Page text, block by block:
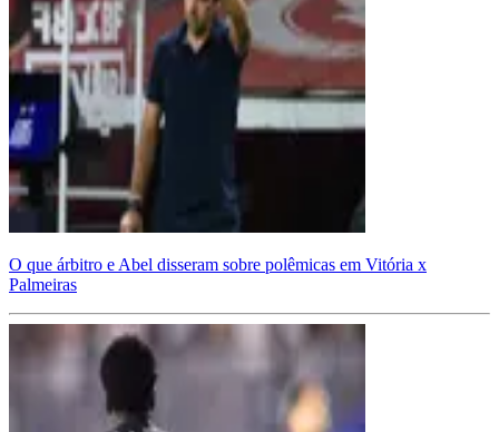
O que árbitro e Abel disseram sobre polêmicas em Vitória x
Palmeiras